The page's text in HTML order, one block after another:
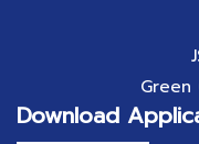
Download